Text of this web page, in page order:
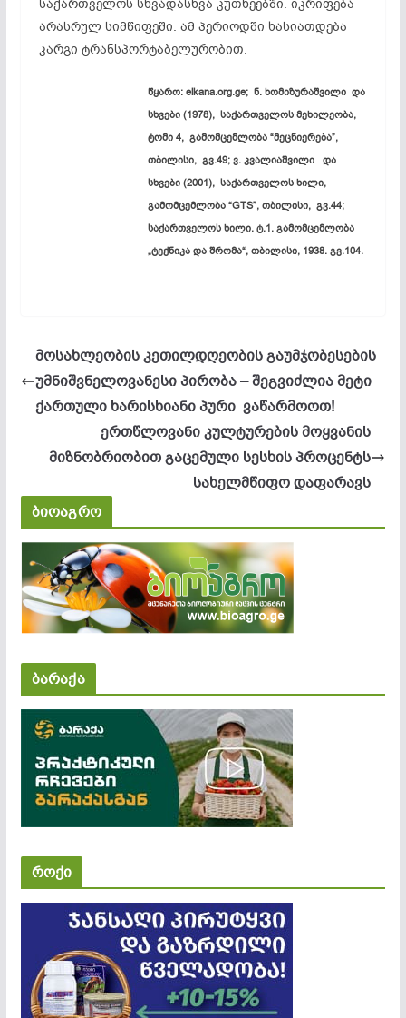
საქართველოს სხვადასხვა კუთხეებში. იკრიფება
არასრულ სიმწიფეში. ამ პერიოდში ხასიათდება
კარგი ტრანსპორტაბელურობით.
წყარო: elkana.org.ge; ნ. ხომიზურაშვილიდა
სხვები (1978), საქართველოს მეხილეობა,
ტომი 4, გამომცემლობა “მეცნიერება”,
თბილისი, გვ.49; ვ. კვალიაშვილი და
სხვები (2001), საქართველოს ხილი,
გამომცემლობა “GTS”, თბილისი, გვ.44;
საქართველოს ხილი. ტ.1. გამომცემლობა
„ტექნიკა და შრომა“, თბილისი, 1938. გვ.104.
მოსახლეობის კეთილდღეობის გაუმჯობესების
უმნიშვნელოვანესი პირობა – შეგვიძლია მეტი
ქართული ხარისხიანი პური ვაწარმოოთ!
ერთწლოვანი კულტურების მოყვანის
მიზნობრიობით გაცემული სესხის პროცენტს
სახელმწიფო დაფარავს
ბიოაგრო
ბარაქა
როქი